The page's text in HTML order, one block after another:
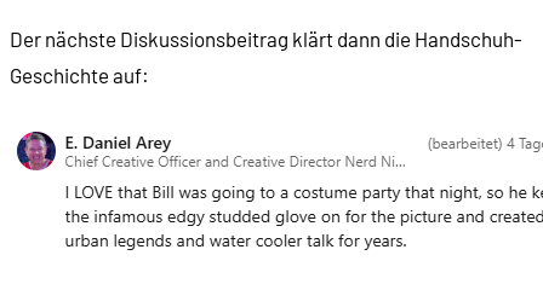
Der nächste Diskussionsbeitrag klärt dann die Handschuh-
Geschichte auf: